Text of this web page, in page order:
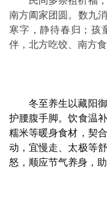
南方阖家团圆。数九
寒字，静待春归；孩
伴，北方吃饺、南方
冬至养生以藏阳
护腰腹手脚。饮食温
糯米等暖身食材，契
动，宜慢走、太极等
怒，顺应节气养身，